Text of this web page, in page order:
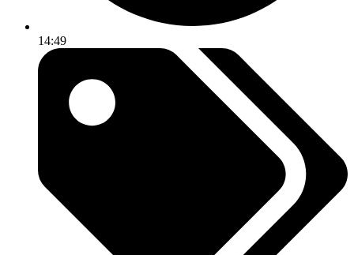
14:49